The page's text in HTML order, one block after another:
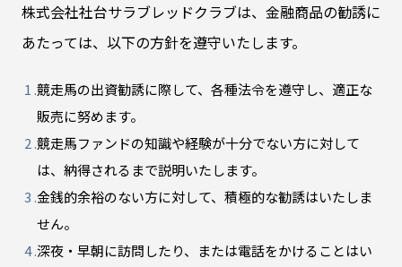
株式会社社台サラブレッドクラブは、金融商品の勧誘に
あたっては、以下の方針を遵守いたします。
競走馬の出資勧誘に際して、各種法令を遵守し、適正な
販売に努めます。
競走馬ファンドの知識や経験が十分でない方に対して
は、納得されるまで説明いたします。
金銭的余裕のない方に対して、積極的な勧誘はいたしま
せん。
深夜・早朝に訪問したり、または電話をかけることはい